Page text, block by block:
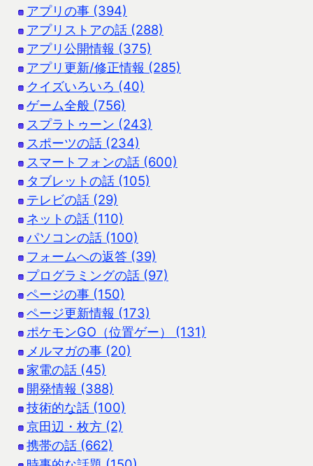
アプリの事 (394)
アプリストアの話 (288)
アプリ公開情報 (375)
アプリ更新/修正情報 (285)
クイズいろいろ (40)
ゲーム全般 (756)
スプラトゥーン (243)
スポーツの話 (234)
スマートフォンの話 (600)
タブレットの話 (105)
テレビの話 (29)
ネットの話 (110)
パソコンの話 (100)
フォームへの返答 (39)
プログラミングの話 (97)
ページの事 (150)
ページ更新情報 (173)
ポケモンGO（位置ゲー） (131)
メルマガの事 (20)
家電の話 (45)
開発情報 (388)
技術的な話 (100)
京田辺・枚方 (2)
携帯の話 (662)